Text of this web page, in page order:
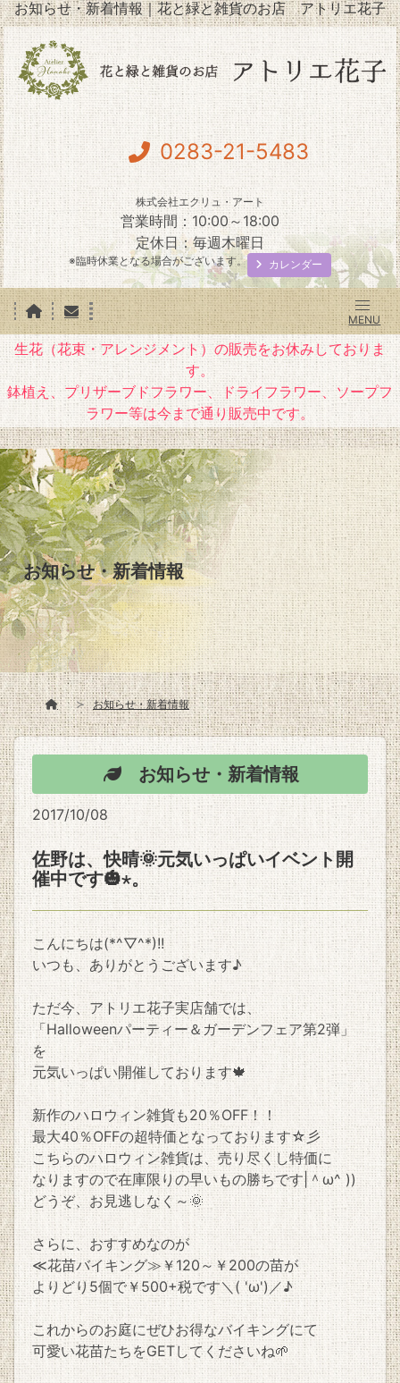
お知らせ・新着情報｜花と緑と雑貨のお店 アトリエ花子
0283-21-5483
株式会社エクリュ・アート
営業時間：10:00～18:00
定休日：毎週木曜日
※臨時休業となる場合がございます。 カレンダー
生花（花束・アレンジメント）の販売をお休みしておりま
す。
鉢植え、プリザーブドフラワー、ドライフラワー、ソープフ
ラワー等は今まで通り販売中です。
お知らせ・新着情報
お知らせ・新着情報
お知らせ・新着情報
2017/10/08
佐野は、快晴🌞元気いっぱいイベント開
催中です🎃⋆。
こんにちは(*^▽^*)!!
いつも、ありがとうございます♪
ただ今、アトリエ花子実店舗では、
「Halloweenパーティー＆ガーデンフェア第2弾」
を
元気いっぱい開催しております🍁
新作のハロウィン雑貨も20％OFF！！
最大40％OFFの超特価となっております☆彡
こちらのハロウィン雑貨は、売り尽くし特価に
なりますので在庫限りの早いもの勝ちです|＾ω^ ))
どうぞ、お見逃しなく～🌞
さらに、おすすめなのが
≪花苗バイキング≫￥120～￥200の苗が
よりどり5個で￥500+税です＼( 'ω')／♪
これからのお庭にぜひお得なバイキングにて
可愛い花苗たちをGETしてくださいね🌱